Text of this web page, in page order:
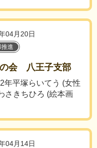
04月20日
推進
会 八王子支部
年平塚らいてう (女性
さきちひろ (絵本画
04月14日